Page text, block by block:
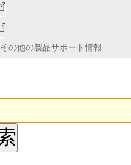
その他の製品サポート情報